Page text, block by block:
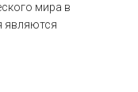
мира в
являются